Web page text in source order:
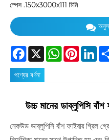
স্পেস .150x3000x111 মিমি
Facebook
X WhatsApp
পণ্যের বর্ণনা
উচ্চ মানের ডাব্লুপিসি
নেকউড ডাব্লুপিসি বাঁশ ফাইবার গ্রিল